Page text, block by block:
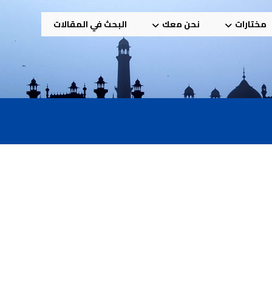
مختارات نحن معك البحث في المقالات